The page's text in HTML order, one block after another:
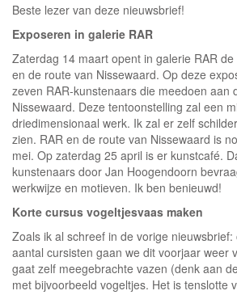
Beste lezer van deze nieuwsbrief!
Exposeren in galerie RAR
Zaterdag 14 maart opent in galerie RAR
en de route van Nissewaard. Op deze
zeven RAR-kunstenaars die meedoen aan
Nissewaard. Deze tentoonstelling zal een
driedimensionaal werk. Ik zal er zelf
zien. RAR en de route van Nissewaard is
mei. Op zaterdag 25 april is er kunstcafé.
kunstenaars door Jan Hoogendoorn
werkwijze en motieven. Ik ben benieuwd!
Korte cursus vogeltjesvaas maken
Zoals ik al schreef in de vorige
aantal cursisten gaan we dit voorjaar weer
gaat zelf meegebrachte vazen (denk aan
met bijvoorbeeld vogeltjes. Het is tenslotte